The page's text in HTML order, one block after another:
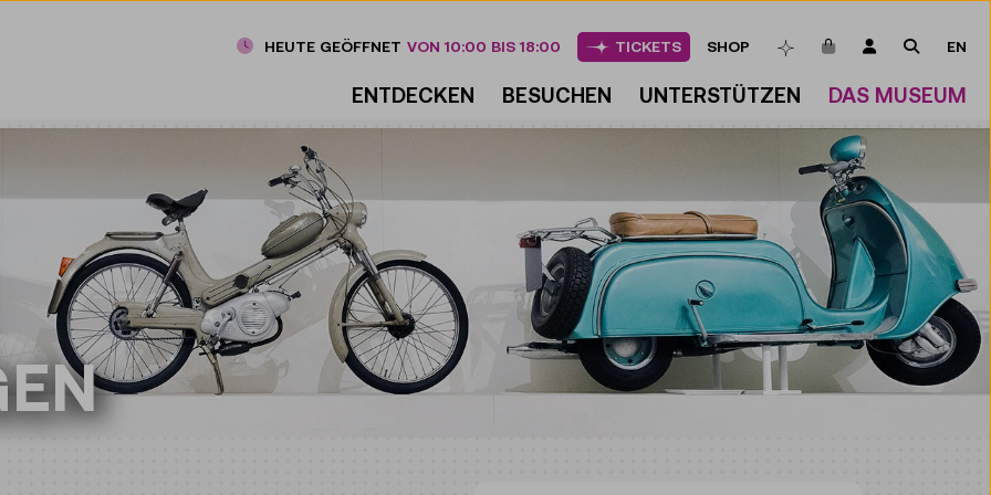
ENTDECKEN BESUCHEN UNTERSTÜTZEN DAS MUSEUM
HEUTE GEÖFFNET VON 10:00 BIS 18:00 TICKETS SHOP MERKLISTEARTIKEL IM
LOGIN SUCHE
EN